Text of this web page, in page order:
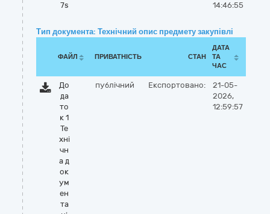
7s
14:46:55
Тип документа: Технічний опис предмету закупівлі
ФАЙЛ ПРИВАТНІСТЬ СТАН
ДАТА
ТА
ЧАС
До
да
то
к 1
Те
хні
чн
а д
ок
ум
ен
та
публічний Експортовано:
21-05-
2026,
12:59:57